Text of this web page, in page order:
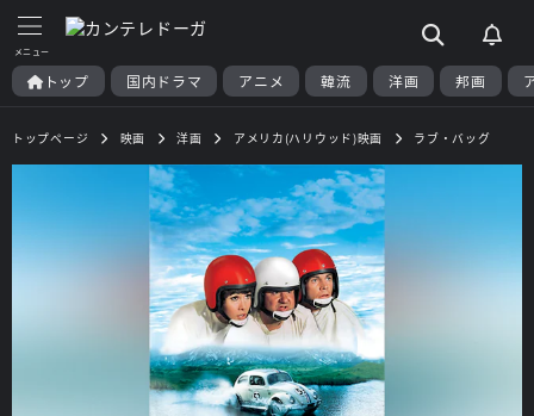
トップ 国内ドラマ アニメ 韓流 洋画 邦画
トップページ 映画 洋画 アメリカ(ハリウッド)映画 ラブ・バッグ